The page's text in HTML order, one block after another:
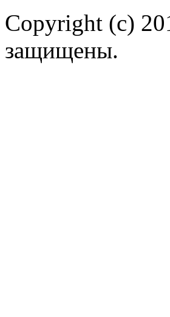
Copyright (c)
защищены.